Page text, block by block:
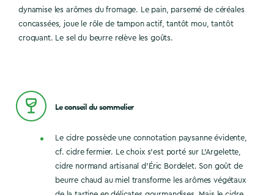
dynamise les arômes du fromage. Le pain, parsemé de céréales
concassées, joue le rôle de tampon actif, tantôt mou, tantôt
croquant. Le sel du beurre relève les goûts.
Le conseil du sommelier
Le cidre possède une connotation paysanne évidente,
cf. cidre fermier. Le choix s’est porté sur L’Argelette,
cidre normand artisanal d’Éric Bordelet. Son goût de
beurre chaud au miel transforme les arômes végétaux